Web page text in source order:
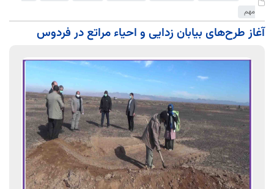
مهم
آغاز طرح‌های بیابان زدایی و احیاء مراتع در فردوس